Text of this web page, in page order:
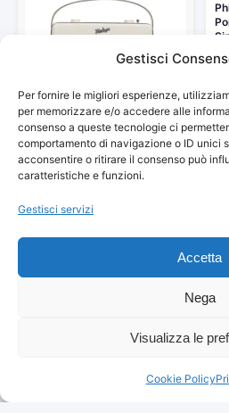
Gestisci
Per fornire le migliori esperienze,
per memorizzare e/o accedere alle
consenso a queste tecnologie ci
comportamento di navigazione o ID unici
acconsentire o ritirare il consenso può
caratteristiche e funzioni.
Gestisci servizi
Accetta
Nega
Visualizza le
Cookie Policy
Nikkei NPR200BN – Radio
portatile con MP3, stile…
39,95 €
Vedi storico